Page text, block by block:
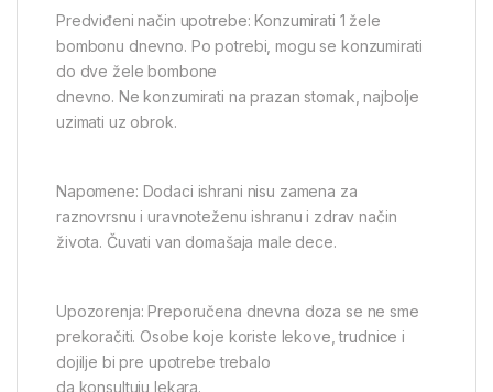
Predviđeni način upotrebe: Konzumirati 1 žele
bombonu dnevno. Po potrebi, mogu se konzumirati
do dve žele bombone
dnevno. Ne konzumirati na prazan stomak, najbolje
uzimati uz obrok.
Napomene: Dodaci ishrani nisu zamena za
raznovrsnu i uravnoteženu ishranu i zdrav način
života. Čuvati van domašaja male dece.
Upozorenja: Preporučena dnevna doza se ne sme
prekoračiti. Osobe koje koriste lekove, trudnice i
dojilje bi pre upotrebe trebalo
da konsultuju lekara.